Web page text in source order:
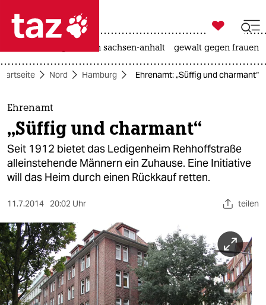
 taz zahl ich
taz zahl ich
themen
politik
öko
sport
berlin
nord

taz zahl ich
landtagswahl in sachsen-anhalt gewalt gegen frauen
Nord Hamburg Ehrenamt: „Süffig und charmant“
Ehrenamt
„Süffig und charmant“
Seit 1912 bietet das Ledigenheim Rehhoffstraße
alleinstehende Männern ein Zuhause. Eine Initiative
will das Heim durch einen Rückkauf retten.
11.7.2014 20:02 Uhr teilen